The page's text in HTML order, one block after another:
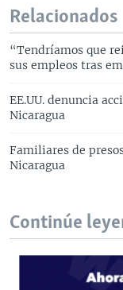
Relacionados
“Tendríamos que
sus empleos tras
EE.UU. denuncia
Nicaragua
Familiares de
Nicaragua
Continúe